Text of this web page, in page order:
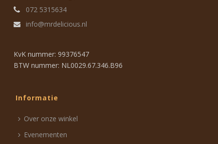
072 5315634
info@mrdelicious.nl
KvK nummer: 99376547
BTW nummer: NL0029.67.346.B96
Informatie
Over onze winkel
Evenementen